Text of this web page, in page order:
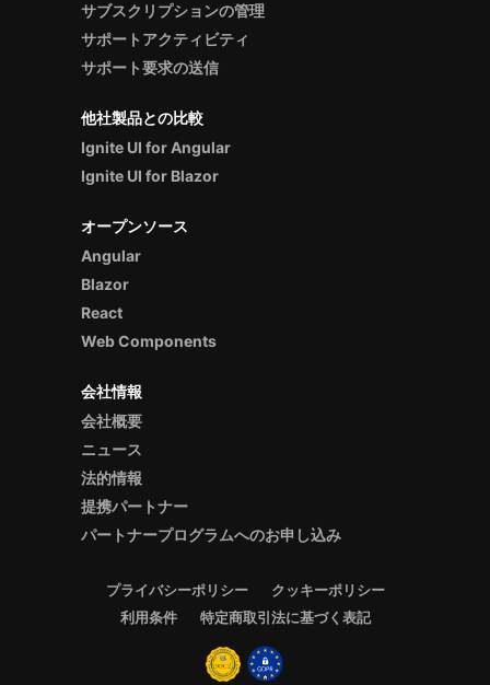
サブスクリプションの管理
サポートアクティビティ
サポート要求の送信
他社製品との比較
Ignite UI for Angular
Ignite UI for Blazor
オープンソース
Angular
Blazor
React
Web Components
会社情報
会社概要
ニュース
法的情報
提携パートナー
パートナープログラムへのお申し込み
プライバシーポリシー
クッキーポリシー
利用条件
特定商取引法に基づく表記